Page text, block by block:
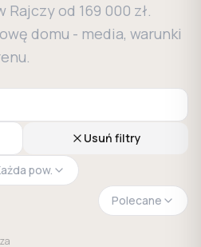
Rajczy od 169 000 zł.
domu - media, warunki
Usuń filtry
pow.
Polecane